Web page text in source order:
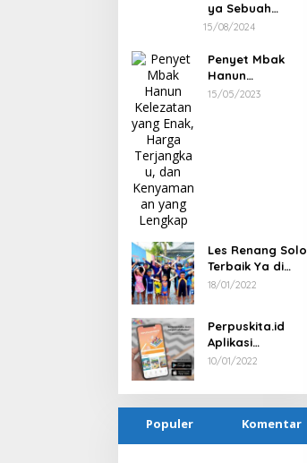
ya Sebuah
Perjalanan
Rahayu Tour
Travel
15/08/2024
Penyet Mbak
Hanun
Kelezatan yang
15/05/2023
Les Renang Solo
Terbaik Ya di
Ammar Swim
18/01/2022
Perpuskita.id
Aplikasi
Perpustakaan
10/01/2022
Populer Komentar